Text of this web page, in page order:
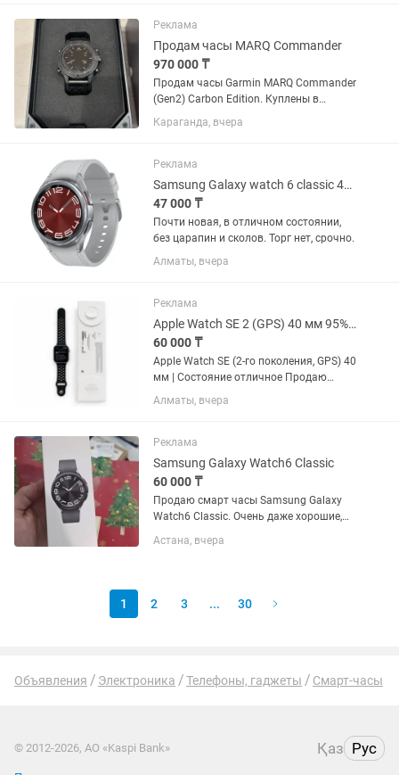
Реклама
Продам часы MARQ Commander
970 000 ₸
Продам часы Garmin MARQ Commander
(Gen2) Carbon Edition. Куплены в
октябре 2025 года у официального
представителя в Казахстане. Гарантия
Состояние хорошее. Полная...
Караганда, вчера
Реклама
Samsung Galaxy watch 6 classic 43mm
47 000 ₸
Почти новая, в отличном состоянии,
без царапин и сколов. Торг нет, срочно.
Алматы, вчера
Реклама
Apple Watch SE 2 (GPS) 40 мм 95% АКБ Оригинал
60 000 ₸
Apple Watch SE (2-го поколения, GPS) 40
мм | Состояние отличное Продаю
Apple Watch SE 2-го поколения (GPS), 40
мм, алюминиевый корпус. Часы
без каких-либо...
Алматы, вчера
Реклама
Samsung Galaxy Watch6 Classic
60 000 ₸
Продаю смарт часы Samsung Galaxy
Watch6 Classic. Очень даже хорошие,
мощь, делает использование в разы
Астана, вчера
1 2 3 ... 30
Объявления Электроника Телефоны, гаджеты Смарт-часы
© 2012-2026, АО «Kaspi Bank» Қаз Рус